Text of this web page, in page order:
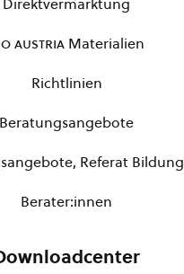
austriaMaterialien
Richtlinien
Beratungsangebote
Referat Bildung
Berater:innen